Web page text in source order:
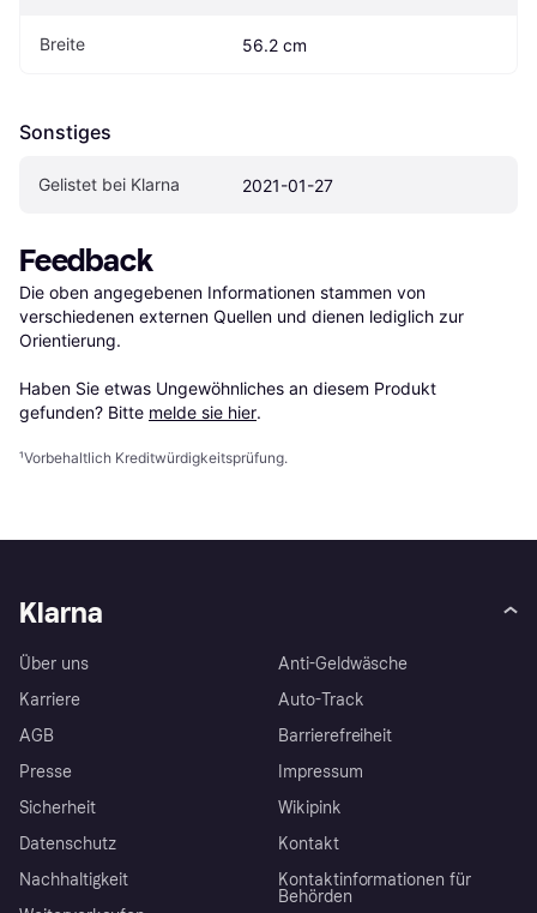
Breite 56.2 cm
Sonstiges
Gelistet bei Klarna 2021-01-27
Feedback
Die oben angegebenen Informationen stammen von
verschiedenen externen Quellen und dienen lediglich zur
Orientierung.
Haben Sie etwas Ungewöhnliches an diesem Produkt
gefunden? Bitte melde sie hier.
¹Vorbehaltlich Kreditwürdigkeitsprüfung.
Klarna
Über uns
Karriere
AGB
Presse
Sicherheit
Datenschutz
Nachhaltigkeit
Anti-Geldwäsche
Auto-Track
Barrierefreiheit
Impressum
Wikipink
Kontakt
Kontaktinformationen für
Behörden